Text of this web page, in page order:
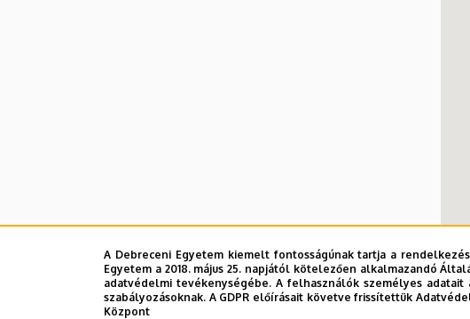
A Debreceni Egyetem kiemelt fontosságúnak tartja a
Egyetem a 2018. május 25. napjától kötelezően alkalmazandó
adatvédelmi tevékenységébe. A felhasználók személyes
szabályozásoknak. A GDPR előírásait követve frissítettük
Központ